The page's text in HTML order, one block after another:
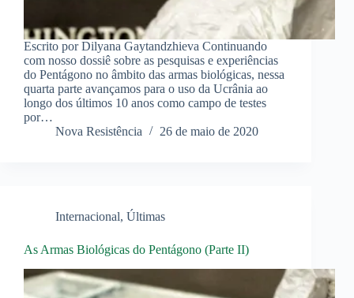
Escrito por Dilyana Gaytandzhieva Continuando
com nosso dossiê sobre as pesquisas e experiências
do Pentágono no âmbito das armas biológicas, nessa
quarta parte avançamos para o uso da Ucrânia ao
longo dos últimos 10 anos como campo de testes
por…
Nova Resistência
26 de maio de 2020
Internacional, Últimas
As Armas Biológicas do Pentágono (Parte II)